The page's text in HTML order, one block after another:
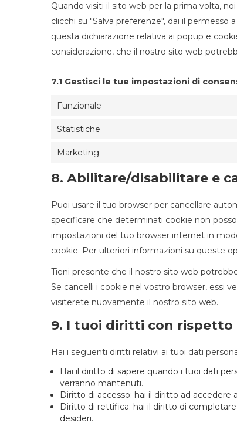
Quando visiti il sito web per la prima volta,
clicchi su "Salva preferenze", dai il
questa dichiarazione relativa ai popup e
considerazione, che il nostro sito web
7.1 Gestisci le tue impostazioni di
Funzionale
Statistiche
Marketing
8. Abilitare/disabilitare e
Puoi usare il tuo browser per cancellare
specificare che determinati cookie non
impostazioni del tuo browser internet in
cookie. Per ulteriori informazioni su queste
Tieni presente che il nostro sito web
Se cancelli i cookie nel vostro browser, essi
visiterete nuovamente il nostro sito web.
9. I tuoi diritti con rispetto
Hai i seguenti diritti relativi ai tuoi dati
Hai il diritto di sapere quando i tuoi dati
verranno mantenuti.
Diritto di accesso: hai il diritto ad accedere
Diritto di rettifica: hai il diritto di
desideri.